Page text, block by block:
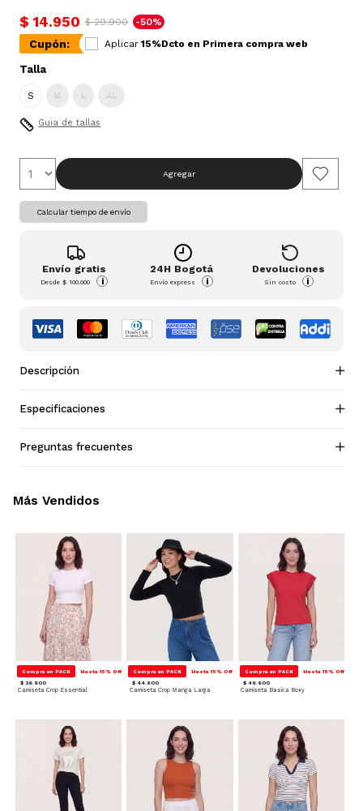
$ 14.950 $ 29.900 -50%
Cupón: Aplicar 15%Dcto en Primera compra web
Talla
S M L XL
Guia de tallas
Agregar
Calcular tiempo de envío
Envío gratis
Desde$ 100.000 i
24H Bogotá
Envío express i
Devoluciones
Sin costo i
Descripción
Especificaciones
Preguntas frecuentes
Compra en PACK Hasta 15% Off
$ 39.900
Camiseta Crop Essential
Compra en PACK Hasta 15% Off
$ 44.900
Camiseta Crop Manga Larga
Compra en PACK Hasta 15% Off
$ 49.900
Camiseta Basica Boxy
Más Vendidos